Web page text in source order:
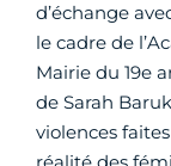
d’échange
le cadre de
Mairie du 19e
de Sarah
violences